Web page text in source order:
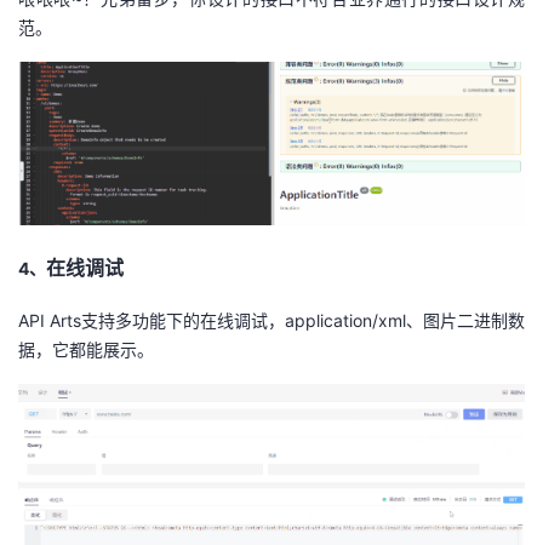
范。
4、 在线调试
API Arts支持多功能下的在线调试，application/xml、图片二进制数
据，它都能展示。